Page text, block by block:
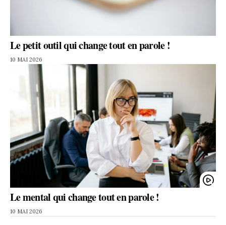
Le petit outil qui change tout en parole !
10 MAI 2026
Le mental qui change tout en parole !
10 MAI 2026